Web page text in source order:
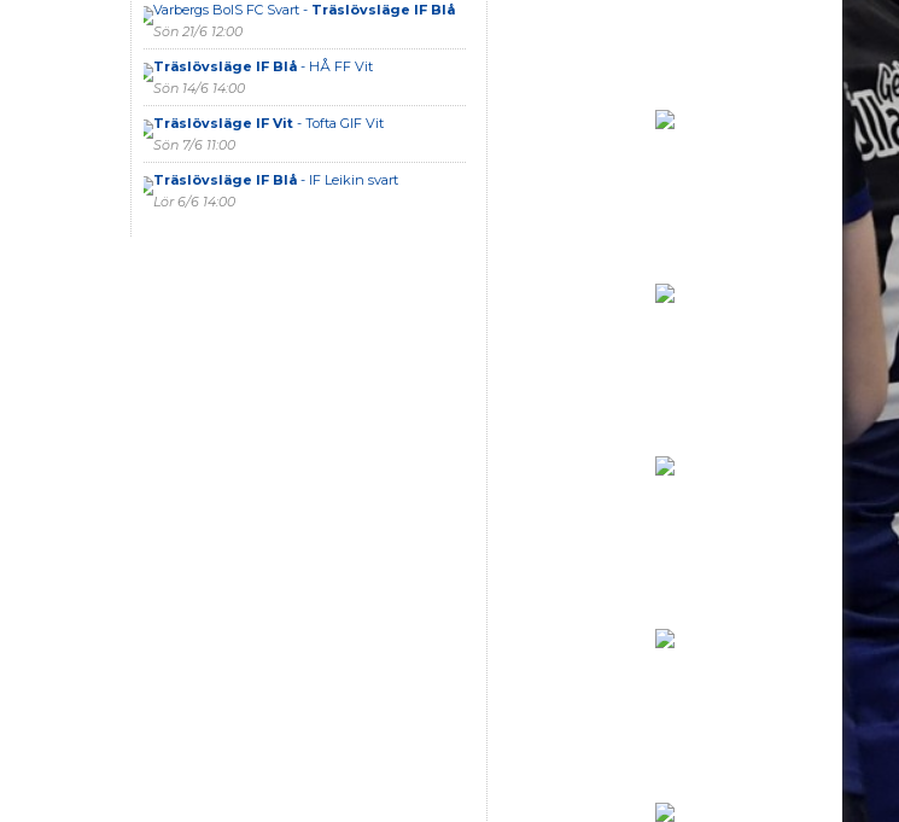
Varbergs BoIS FC Svart - Träslövsläge IF Blå
Sön 21/6 12:00
Träslövsläge IF Blå- HÅ FF Vit
Sön 14/6 14:00
Träslövsläge IF Vit- Tofta GIF Vit
Sön 7/6 11:00
Träslövsläge IF Blå- IF Leikin svart
Lör 6/6 14:00